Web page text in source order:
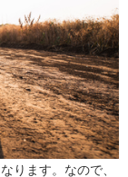
ります。なので、